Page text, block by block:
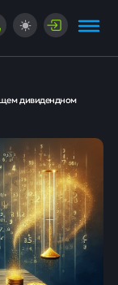
дивидендном